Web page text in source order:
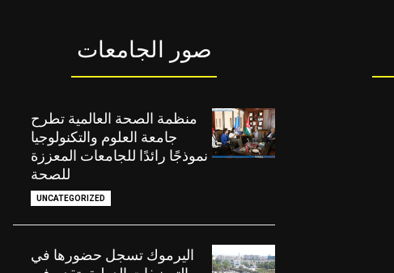
صور الجامعات
منظمة الصحة العالمية تطرح
جامعة العلوم والتكنولوجيا
نموذجًا رائدًا للجامعات المعززة
للصحة
UNCATEGORIZED
اليرموك تسجل حضورها في